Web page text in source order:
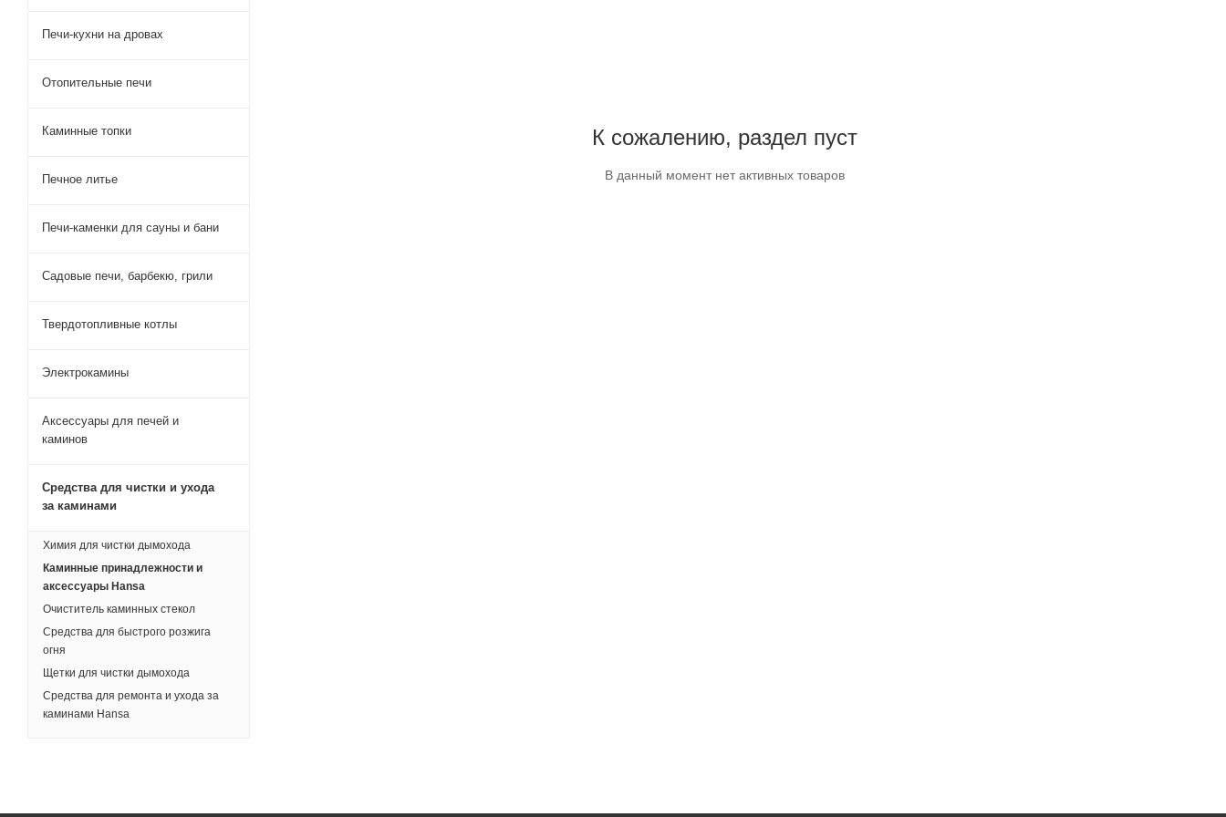
К сожалению, раздел пуст
В данный момент нет активных товаров
Печи-кухни на дровах
Отопительные печи
Каминные топки
Печное литье
Печи-каменки для сауны и бани
Садовые печи, барбекю, грили
Твердотопливные котлы
Электрокамины
Аксессуары для печей и
каминов
Средства для чистки и ухода
за каминами
Химия для чистки дымохода
Каминные принадлежности и
аксессуары Hansa
Очиститель каминных стекол
Средства для быстрого розжига
огня
Щетки для чистки дымохода
Средства для ремонта и ухода за
каминами Hansa